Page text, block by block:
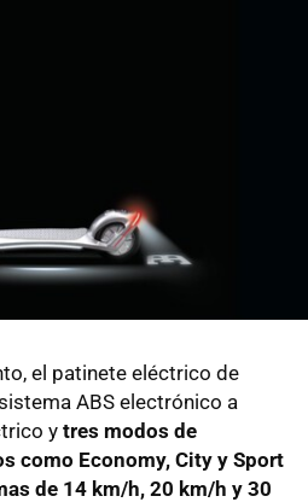
el patinete eléctrico de
ABS electrónico a
y tres modos de
como Economy, City y Sport
de 14 km/h, 20 km/h y 30